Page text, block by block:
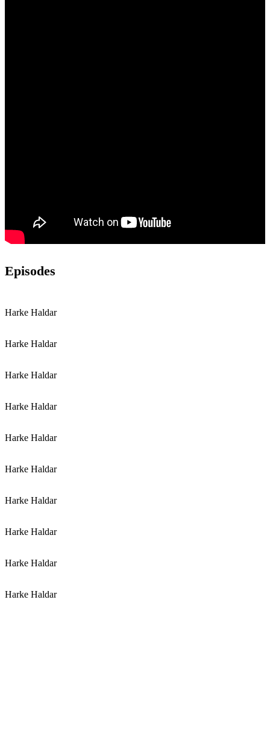
Episodes
Harke Haldar
Harke Haldar
Harke Haldar
Harke Haldar
Harke Haldar
Harke Haldar
Harke Haldar
Harke Haldar
Harke Haldar
Harke Haldar